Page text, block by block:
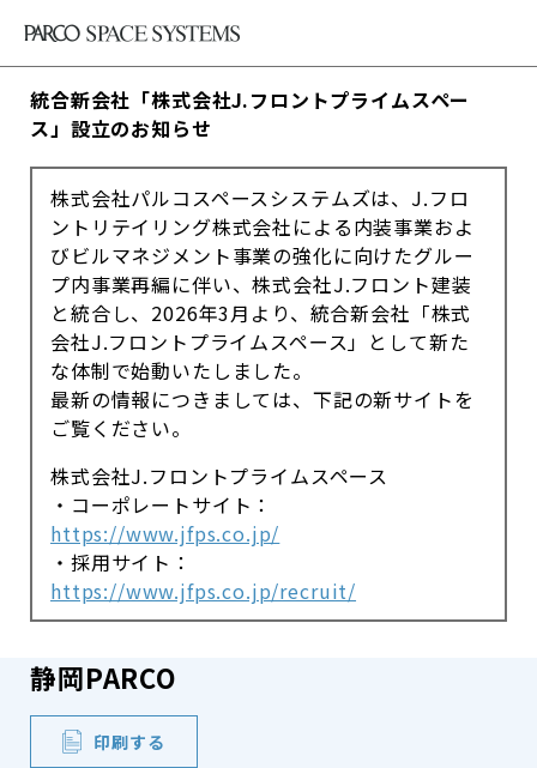
統合新会社「株式会社J.フロントプライムスペー
ス」設立のお知らせ
株式会社パルコスペースシステムズは、J.フロ
ントリテイリング株式会社による内装事業およ
びビルマネジメント事業の強化に向けたグルー
プ内事業再編に伴い、株式会社J.フロント建装
と統合し、2026年3月より、統合新会社「株式
会社J.フロントプライムスペース」として新た
な体制で始動いたしました。
最新の情報につきましては、下記の新サイトを
ご覧ください。
株式会社J.フロントプライムスペース
・コーポレートサイト：
https://www.jfps.co.jp/
・採用サイト：
https://www.jfps.co.jp/recruit/
静岡PARCO
印刷する